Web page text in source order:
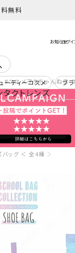
無料
コスメヲタちゃんねる
タクトレンズ
ーティーコスメ ブ
バッグ ＜ 全4種 ＞ 粧美